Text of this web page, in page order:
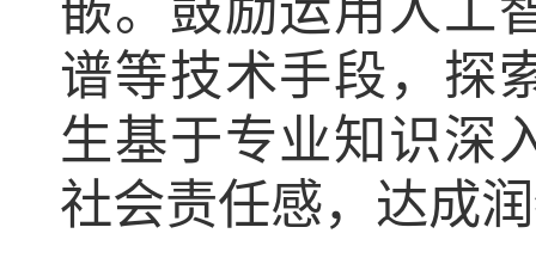
谱等技术手段，探
生基于专业知识深
社会责任感，达成